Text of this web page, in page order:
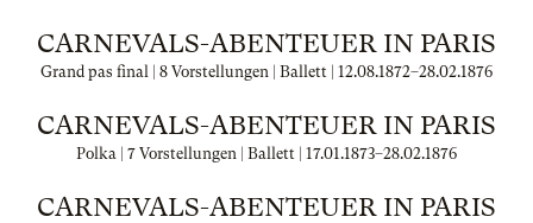
CARNEVALS-ABENTEUER IN PARIS
Grand pas final | 8 Vorstellungen | Ballett | 12.08.1872–28.02.1876
CARNEVALS-ABENTEUER IN PARIS
Polka | 7 Vorstellungen | Ballett | 17.01.1873–28.02.1876
CARNEVALS-ABENTEUER IN PARIS